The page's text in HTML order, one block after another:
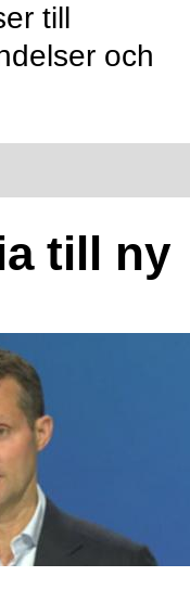
till
och
till ny